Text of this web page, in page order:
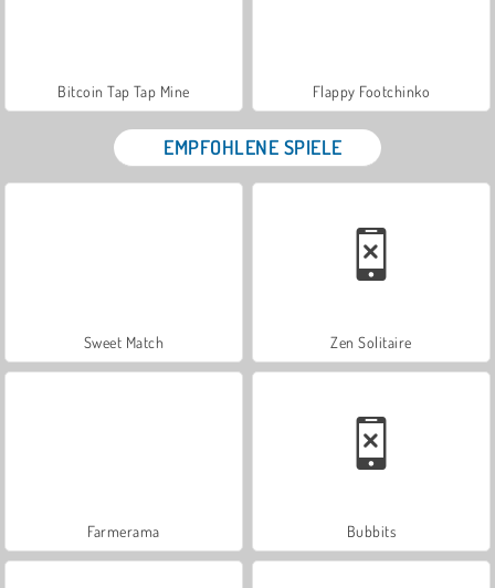
Bitcoin Tap Tap Mine Flappy Footchinko
EMPFOHLENE SPIELE
Sweet Match Zen Solitaire
Farmerama Bubbits